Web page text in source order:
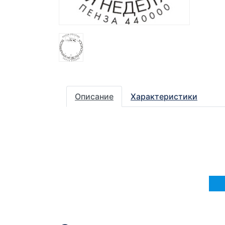
Описание Характеристики